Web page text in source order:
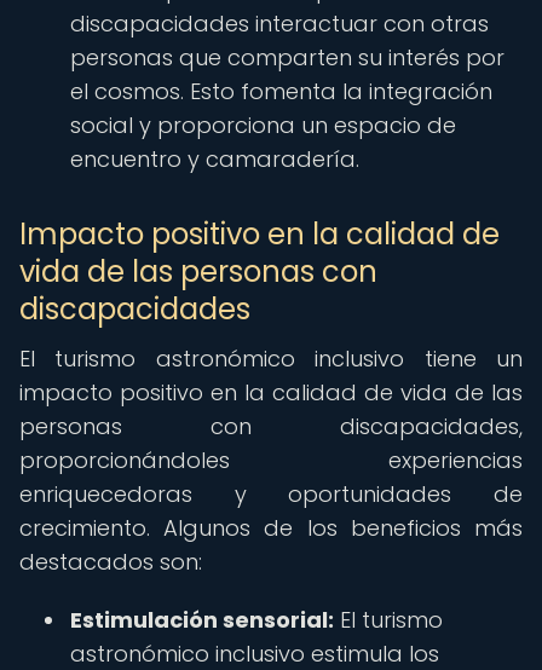
discapacidades interactuar con otras
personas que comparten su interés por
el cosmos. Esto fomenta la integración
social y proporciona un espacio de
encuentro y camaradería.
Impacto positivo en la calidad de
vida de las personas con
discapacidades
El turismo astronómico inclusivo tiene un
impacto positivo en la calidad de vida de las
personas con discapacidades,
proporcionándoles experiencias
enriquecedoras y oportunidades de
crecimiento. Algunos de los beneficios más
destacados son:
Estimulación sensorial: El turismo
astronómico inclusivo estimula los